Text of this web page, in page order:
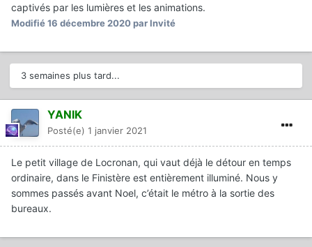
captivés par les lumières et les animations.
Modifié16 décembre 2020par Invité
3 semaines plus tard...
YANIK
Posté(e) 1 janvier 2021
Le petit village de Locronan, qui vaut déjà le détour en temps
ordinaire, dans le Finistère est entièrement illuminé. Nous y
sommes passés avant Noel, c’était le métro à la sortie des
bureaux.